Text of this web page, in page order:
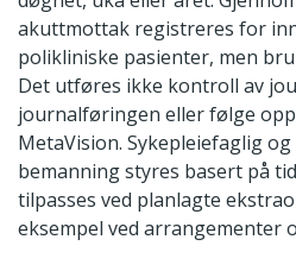
akuttmottak registreres for
polikliniske pasienter, men
Det utføres ikke kontroll av
journalføringen eller følge
MetaVision. Sykepleiefaglig
bemanning styres basert på
tilpasses ved planlagte
eksempel ved arrangementer